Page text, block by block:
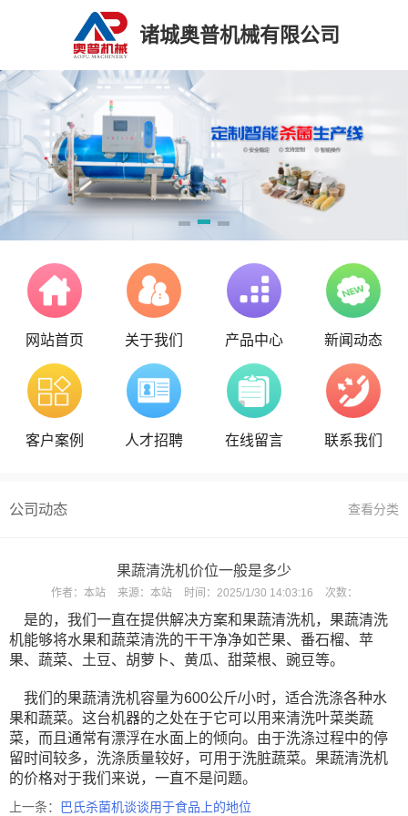
诸城奥普机械有限公司
网站首页 关于我们 产品中心 新闻动态
客户案例 人才招聘 在线留言 联系我们
公司动态 查看分类
果蔬清洗机价位一般是多少
作者： 本站 来源： 本站 时间： 2025/1/30 14:03:16 次数：
是的，我们一直在提供解决方案和果蔬清洗机，果蔬清洗
机能够将水果和蔬菜清洗的干干净净如芒果、番石榴、苹
果、蔬菜、土豆、胡萝卜、黄瓜、甜菜根、豌豆等。
我们的果蔬清洗机容量为600公斤/小时，适合洗涤各种水
果和蔬菜。这台机器的之处在于它可以用来清洗叶菜类蔬
菜，而且通常有漂浮在水面上的倾向。由于洗涤过程中的停
留时间较多，洗涤质量较好，可用于洗脏蔬菜。果蔬清洗机
的价格对于我们来说，一直不是问题。
上一条： 巴氏杀菌机谈谈用于食品上的地位